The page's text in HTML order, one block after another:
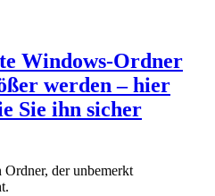
Windows-Ordner
werden – hier
Sie ihn sicher
der unbemerkt